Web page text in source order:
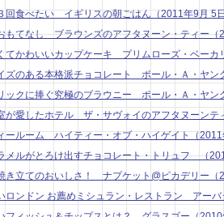
食べたい イギリスの朝ごはん（2011年9月 5
てなし ブラウンズのアフタヌーン・ティー（
かわいいカップケーキ プリムローズ・ベーカ
のある本格派チョコレート ポール・Ａ・ヤン
ックに捧ぐ究極のブラウニー ポール・Ａ・ヤン
愛したホテル ザ・サヴォイのアフタヌーンテ
ルーム ハイティー・オブ・ハイゲイト（2011
ルがとろけ出すチョコレート・トリュフ （
立てのおいしさ！ ナプケット@ピカデリー（
ンドン お薦めミシュラン・レストラン アー